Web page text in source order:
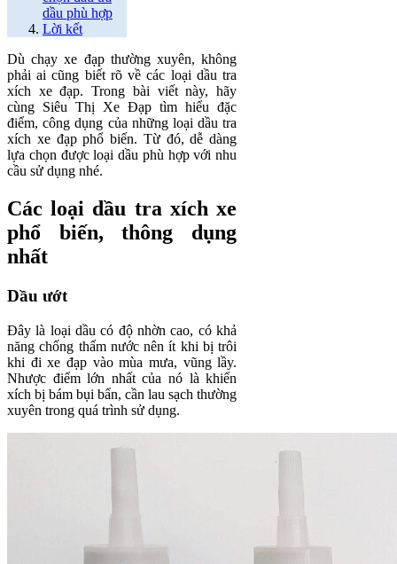
dầu phù hợp
Lời kết
Dù chạy xe đạp thường xuyên, không
phải ai cũng biết rõ về các loại dầu tra
xích xe đạp. Trong bài viết này, hãy
cùng Siêu Thị Xe Đạp tìm hiểu đặc
điểm, công dụng của những loại dầu tra
xích xe đạp phổ biến. Từ đó, dễ dàng
lựa chọn được loại dầu phù hợp với nhu
cầu sử dụng nhé.
Các loại dầu tra xích xe
phổ biến, thông dụng
nhất
Dầu ướt
Đây là loại dầu có độ nhờn cao, có khả
năng chống thấm nước nên ít khi bị trôi
khi đi xe đạp vào mùa mưa, vũng lầy.
Nhược điểm lớn nhất của nó là khiến
xích bị bám bụi bẩn, cần lau sạch thường
xuyên trong quá trình sử dụng.